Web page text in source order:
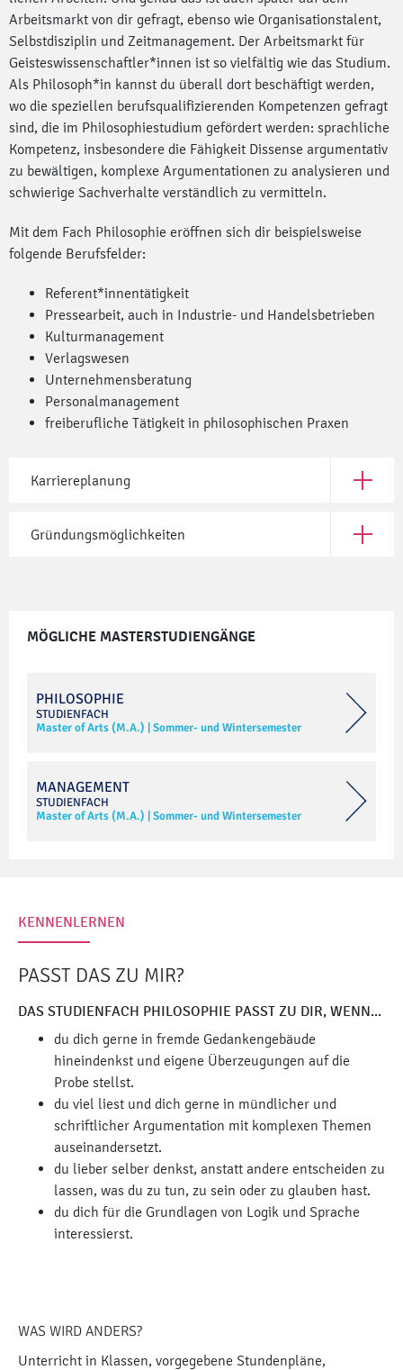
Arbeitsmarkt von dir gefragt, ebenso wie Organisationstalent,
Selbstdisziplin und Zeitmanagement. Der Arbeitsmarkt für
Geisteswissen­schaftler*innen ist so vielfältig wie das Studium.
Als Philosoph*in kannst du überall dort beschäftigt werden,
wo die speziellen berufsqualifizierenden Kompetenzen gefragt
sind, die im Philosophiestudium gefördert werden: sprachliche
Kompetenz, insbesondere die Fähigkeit Dissense argumentativ
zu bewältigen, komplexe Argumentationen zu analysieren und
schwierige Sachverhalte verständlich zu vermitteln.
Mit dem Fach Philosophie eröffnen sich dir beispielsweise
folgende Berufsfelder:
Referent*innentätigkeit
Pressearbeit, auch in Industrie- und Handelsbetrieben
Kulturmanagement
Verlagswesen
Unternehmensberatung
Personalmanagement
freiberufliche Tätigkeit in philosophischen Praxen
Karriereplanung Öffne
Gründungsmöglichkeiten Öffne
MÖGLICHE MASTERSTUDIENGÄNGE
PHILOSOPHIE
STUDIENFACH
Master of Arts (M.A.)
Sommer- und Wintersemester
MANAGEMENT
STUDIENFACH
Master of Arts (M.A.)
Sommer- und Wintersemester
KENNENLERNEN
PASST DAS ZU MIR?
DAS STUDIENFACH PHILOSOPHIE PASST ZU DIR, WENN...
du dich gerne in fremde Gedankengebäude
hineindenkst und eigene Überzeugungen auf die
Probe stellst.
du viel liest und dich gerne in mündlicher und
schriftlicher Argumentation mit komplexen Themen
auseinandersetzt.
du lieber selber denkst, anstatt andere entscheiden zu
lassen, was du zu tun, zu sein oder zu glauben hast.
du dich für die Grundlagen von Logik und Sprache
interessierst.
WAS WIRD ANDERS?
Unterricht in Klassen, vorgegebene Stundenpläne,